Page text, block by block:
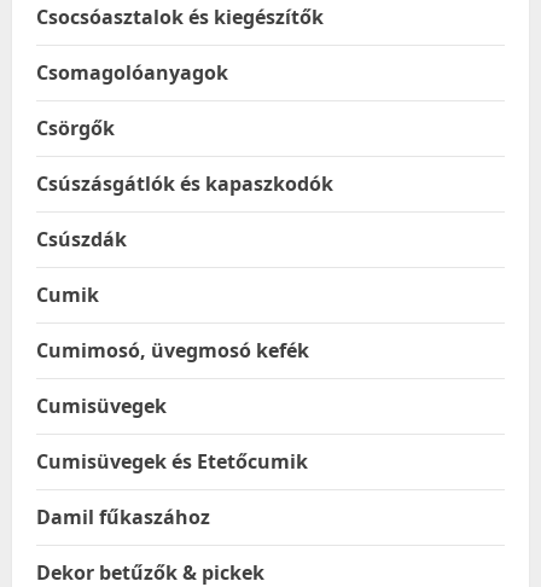
Csocsóasztalok és kiegészítők
Csomagolóanyagok
Csörgők
Csúszásgátlók és kapaszkodók
Csúszdák
Cumik
Cumimosó, üvegmosó kefék
Cumisüvegek
Cumisüvegek és Etetőcumik
Damil fűkaszához
Dekor betűzők & pickek